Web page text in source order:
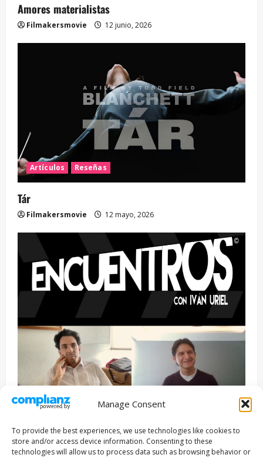
Manage Consent
To provide the best experiences, we use technologies like cookies to
store and/or access device information. Consenting to these
technologies will allow us to process data such as browsing behavior or
Amores materialistas
Filmakersmovie 12 junio, 2026
Artículos Reseñas
Tár
Filmakersmovie 12 mayo, 2026
Entrevista Series
ENCUENTROS CON IVÁN URIEL T3E22: JUAN PATRICIO
RIVEROLL